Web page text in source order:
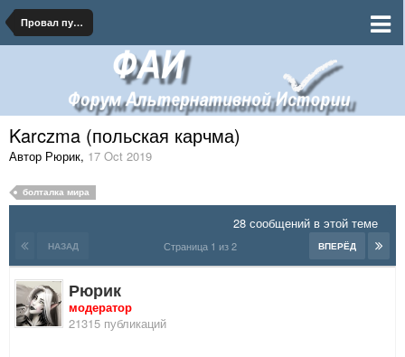
Провал путча Пилсудского
Karczma (польская карчма)
Автор Рюрик, 17 Oct 2019
болталка мира
28 сообщений в этой теме
НАЗАД ВПЕРЁД
Страница 1 из 2
Рюрик
модератор
21315 публикаций